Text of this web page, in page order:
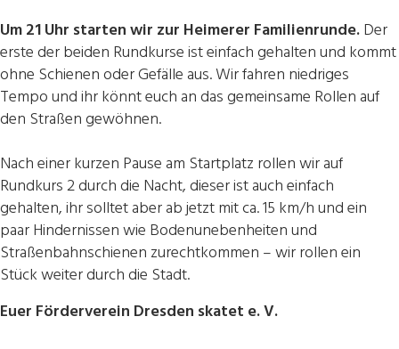
Um 21 Uhr starten wir zur Heimerer Familienrunde.Der
erste der beiden Rundkurse ist einfach gehalten und kommt
ohne Schienen oder Gefälle aus. Wir fahren niedriges
Tempo und ihr könnt euch an das gemeinsame Rollen auf
den Straßen gewöhnen.
Nach einer kurzen Pause am Startplatz rollen wir auf
Rundkurs 2 durch die Nacht, dieser ist auch einfach
gehalten, ihr solltet aber ab jetzt mit ca. 15 km/h und ein
paar Hindernissen wie Bodenunebenheiten und
Straßenbahnschienen zurechtkommen – wir rollen ein
Stück weiter durch die Stadt.
Euer Förderverein Dresden skatet e. V.